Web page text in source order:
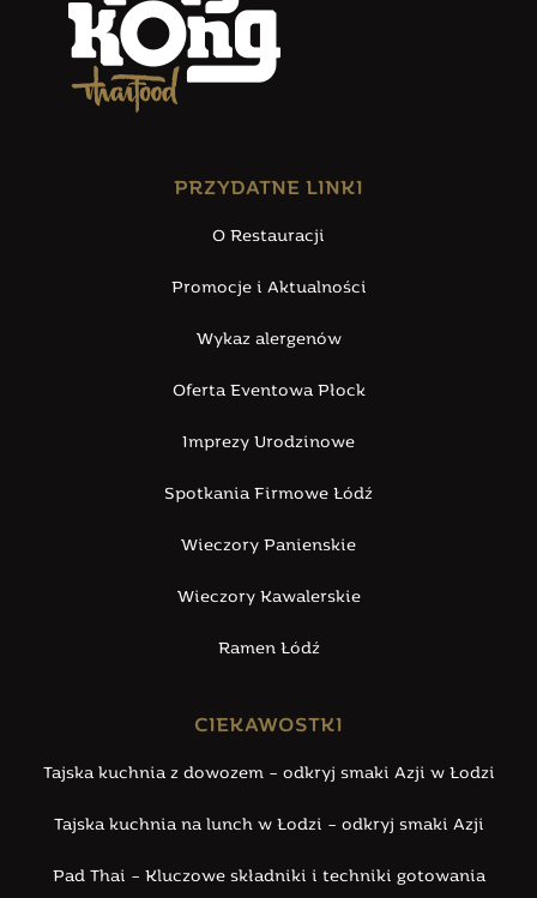
PRZYDATNE LINKI
O Restauracji
Promocje i Aktualności
Wykaz alergenów
Oferta Eventowa Płock
Imprezy Urodzinowe
Spotkania Firmowe Łódź
Wieczory Panienskie
Wieczory Kawalerskie
Ramen Łódź
CIEKAWOSTKI
Tajska kuchnia z dowozem – odkryj smaki Azji w Łodzi
Tajska kuchnia na lunch w Łodzi – odkryj smaki Azji
Pad Thai – Kluczowe składniki i techniki gotowania